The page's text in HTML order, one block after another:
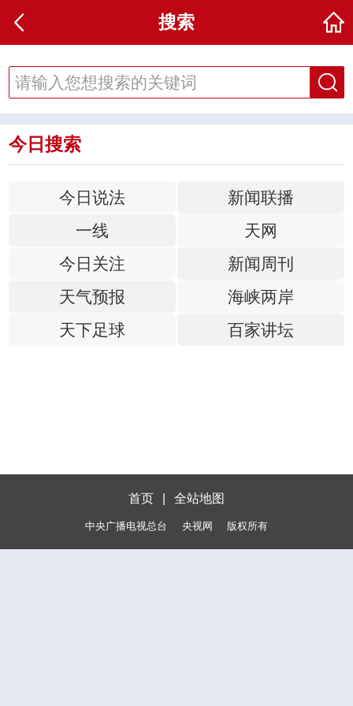
搜索
今日搜索
今日说法
新闻联播
一线
天网
今日关注
新闻周刊
天气预报
海峡两岸
天下足球
百家讲坛
首页 全站地图
中央广播电视总台 央视网 版权所有